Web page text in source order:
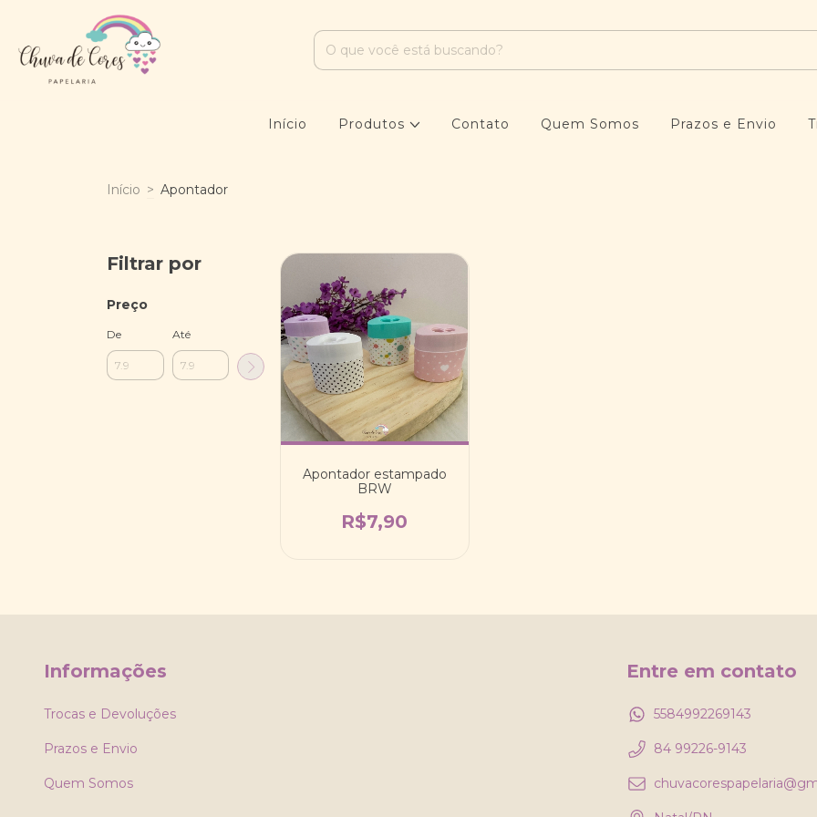
Início Produtos Contato Quem Somos Prazos e Envio
Início > Apontador
Filtrar por
Preço
De Até
Apontador estampado
BRW
R$7,90
Informações
Trocas e Devoluções
Prazos e Envio
Quem Somos
Entre em contato
5584992269143
84 99226-9143